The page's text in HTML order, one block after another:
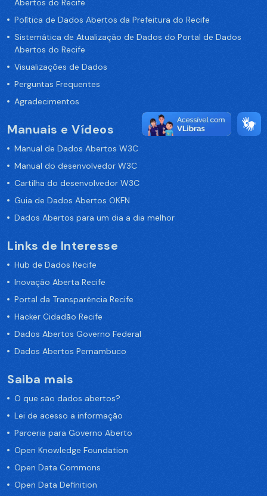
Abertos do Recife
Política de Dados Abertos da Prefeitura do Recife
Sistemática de Atualização de Dados do Portal de Dados
Abertos do Recife
Visualizações de Dados
Perguntas Frequentes
Agradecimentos
Manuais e Vídeos
Manual de Dados Abertos W3C
Manual do desenvolvedor W3C
Cartilha do desenvolvedor W3C
Guia de Dados Abertos OKFN
Dados Abertos para um dia a dia melhor
Links de Interesse
Hub de Dados Recife
Inovação Aberta Recife
Portal da Transparência Recife
Hacker Cidadão Recife
Dados Abertos Governo Federal
Dados Abertos Pernambuco
Saiba mais
O que são dados abertos?
Lei de acesso a informação
Parceria para Governo Aberto
Open Knowledge Foundation
Open Data Commons
Open Data Definition